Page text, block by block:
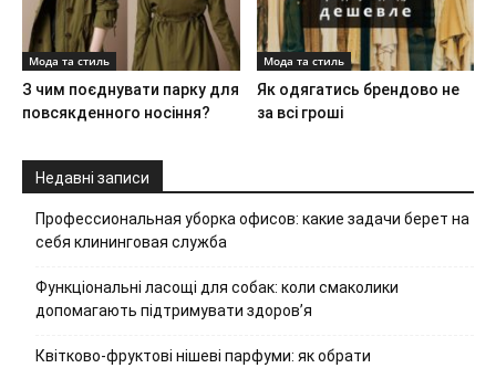
Мода та стиль
З чим поєднувати парку для
повсякденного носіння?
Мода та стиль
Як одягатись брендово не
за всі гроші
Недавні записи
Профессиональная уборка офисов: какие задачи берет на
себя клининговая служба
Функціональні ласощі для собак: коли смаколики
допомагають підтримувати здоров’я
Квітково-фруктові нішеві парфуми: як обрати